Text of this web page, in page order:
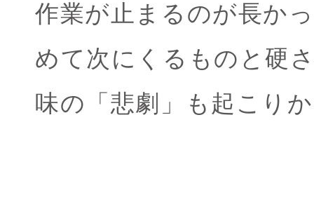
作業が止まるのが長か
めて次にくるものと硬
味の「悲劇」も起こり